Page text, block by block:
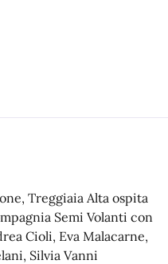
Treggiaia Alta ospita
Semi Volanti con
Cioli, Eva Malacarne,
Silvia Vanni